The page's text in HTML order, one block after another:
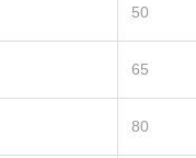
50
65
80